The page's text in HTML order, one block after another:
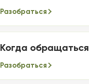
Разобраться
Когда обращаться
Разобраться